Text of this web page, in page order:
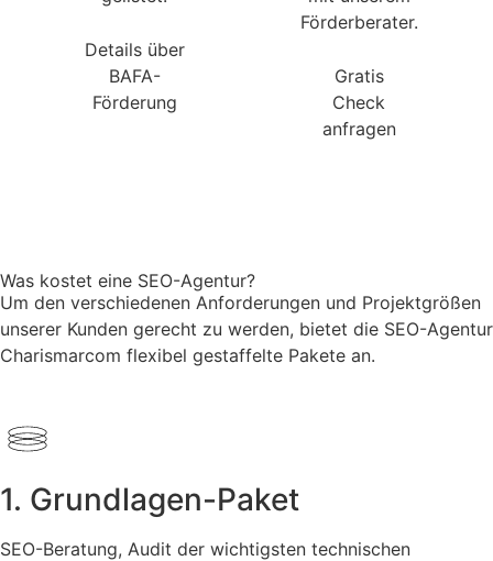
Details über
BAFA-
Förderung
Förderberater.
Gratis
Check
anfragen
Was kostet eine SEO-Agentur?
Um den verschiedenen Anforderungen und Projektgrößen
unserer Kunden gerecht zu werden, bietet die SEO-Agentur
Charismarcom flexibel gestaffelte Pakete an.
1. Grundlagen-Paket
SEO-Beratung, Audit der wichtigsten technischen